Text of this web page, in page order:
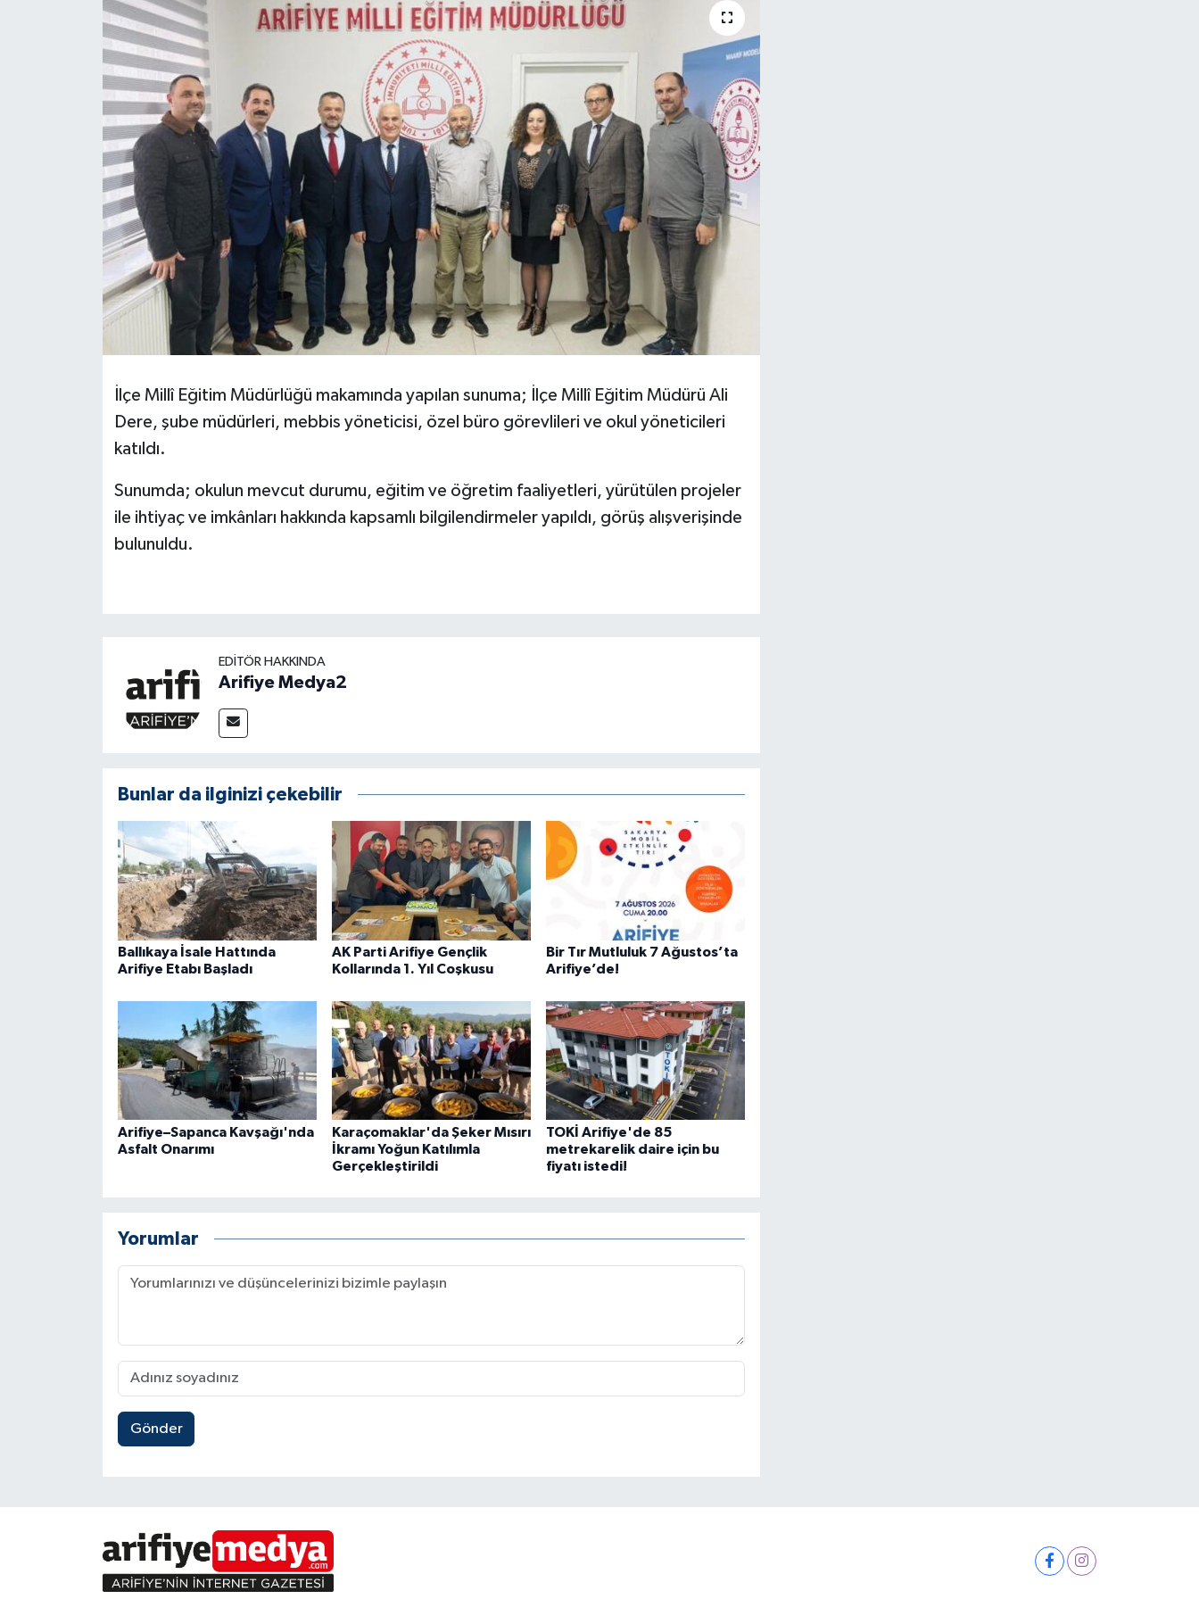
İlçe Millî Eğitim Müdürlüğü makamında yapılan sunuma; İlçe Millî Eğitim Müdürü Ali
Dere, şube müdürleri, mebbis yöneticisi, özel büro görevlileri ve okul yöneticileri
katıldı.
Sunumda; okulun mevcut durumu, eğitim ve öğretim faaliyetleri, yürütülen projeler
ile ihtiyaç ve imkânları hakkında kapsamlı bilgilendirmeler yapıldı, görüş alışverişinde
bulunuldu.
EDITÖR HAKKINDA
Arifiye Medya2
Bunlar da ilginizi çekebilir
Ballıkaya İsale Hattında
Arifiye Etabı Başladı
AK Parti Arifiye Gençlik
Kollarında 1. Yıl Coşkusu
Bir Tır Mutluluk 7 Ağustos’ta
Arifiye’de!
Arifiye–Sapanca Kavşağı'nda
Asfalt Onarımı
Karaçomaklar'da Şeker Mısırı
İkramı Yoğun Katılımla
Gerçekleştirildi
TOKİ Arifiye'de 85
metrekarelik daire için bu
fiyatı istedi!
Yorumlar
Gönder